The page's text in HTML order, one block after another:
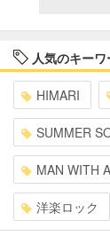
人気のキーワ
HIMARI
SUMMER
MAN WITH
洋楽ロック